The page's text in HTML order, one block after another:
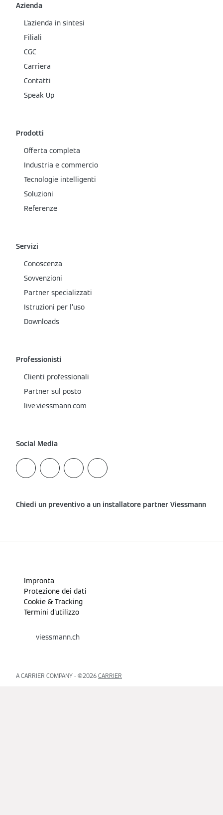
Azienda
L'azienda in sintesi
Filiali
CGC
Carriera
Contatti
Speak Up
Prodotti
Offerta completa
Industria e commercio
Tecnologie intelligenti
Soluzioni
Referenze
Servizi
Conoscenza
Sovvenzioni
Partner specializzati
Istruzioni per l’uso
Downloads
Professionisti
Clienti professionali
Partner sul posto
live.viessmann.com
Social Media
Chiedi un preventivo a un installatore partner Viessmann
Impronta
Protezione dei dati
Cookie & Tracking
Termini d'utilizzo
viessmann.ch
A CARRIER COMPANY - ©️2026 CARRIER